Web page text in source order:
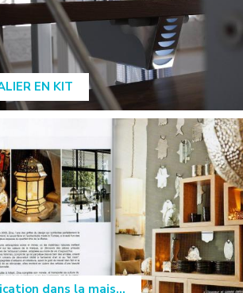
EN KIT
dans la mais...